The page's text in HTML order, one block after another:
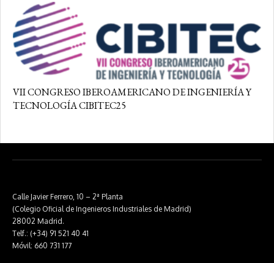
VII CONGRESO IBEROAMERICANO DE INGENIERÍA Y
TECNOLOGÍA CIBITEC25
Calle Javier Ferrero, 10 – 2ª Planta
(Colegio Oficial de Ingenieros Industriales de Madrid)
28002 Madrid.
Telf.: (+34) 91 521 40 41
Móvil: 660 731 177